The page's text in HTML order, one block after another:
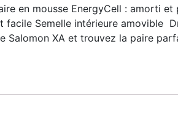
en mousse EnergyCell : amorti
Semelle intérieure amovible
Salomon XA et trouvez la paire